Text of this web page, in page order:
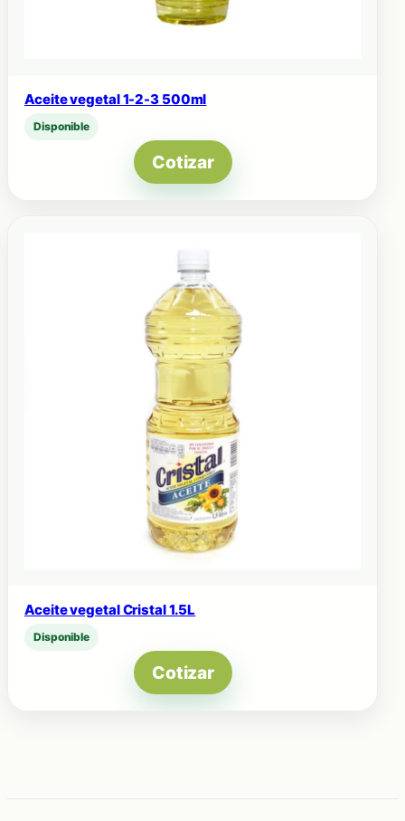
Aceite vegetal 1-2-3 500ml
Disponible
Cotizar
Aceite vegetal Cristal 1.5L
Disponible
Cotizar